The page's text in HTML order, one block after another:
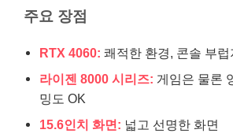
주요 장점
RTX 4060: 쾌적한 환경, 콘솔 부
라이젠 8000 시리즈: 게임은 물론
밍도 OK
15.6인치 화면: 넓고 선명한 화면